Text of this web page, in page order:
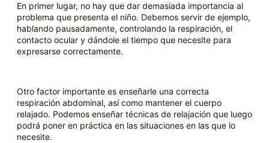
En primer lugar, no hay que dar demasiada importancia al
problema que presenta el niño. Debemos servir de ejemplo,
hablando pausadamente, controlando la respiración, el
contacto ocular y dándole el tiempo que necesite para
expresarse correctamente.
Otro factor importante es enseñarle una correcta
respiración abdominal, así como mantener el cuerpo
relajado. Podemos enseñar técnicas de relajación que luego
podrá poner en práctica en las situaciones en las que lo
necesite.